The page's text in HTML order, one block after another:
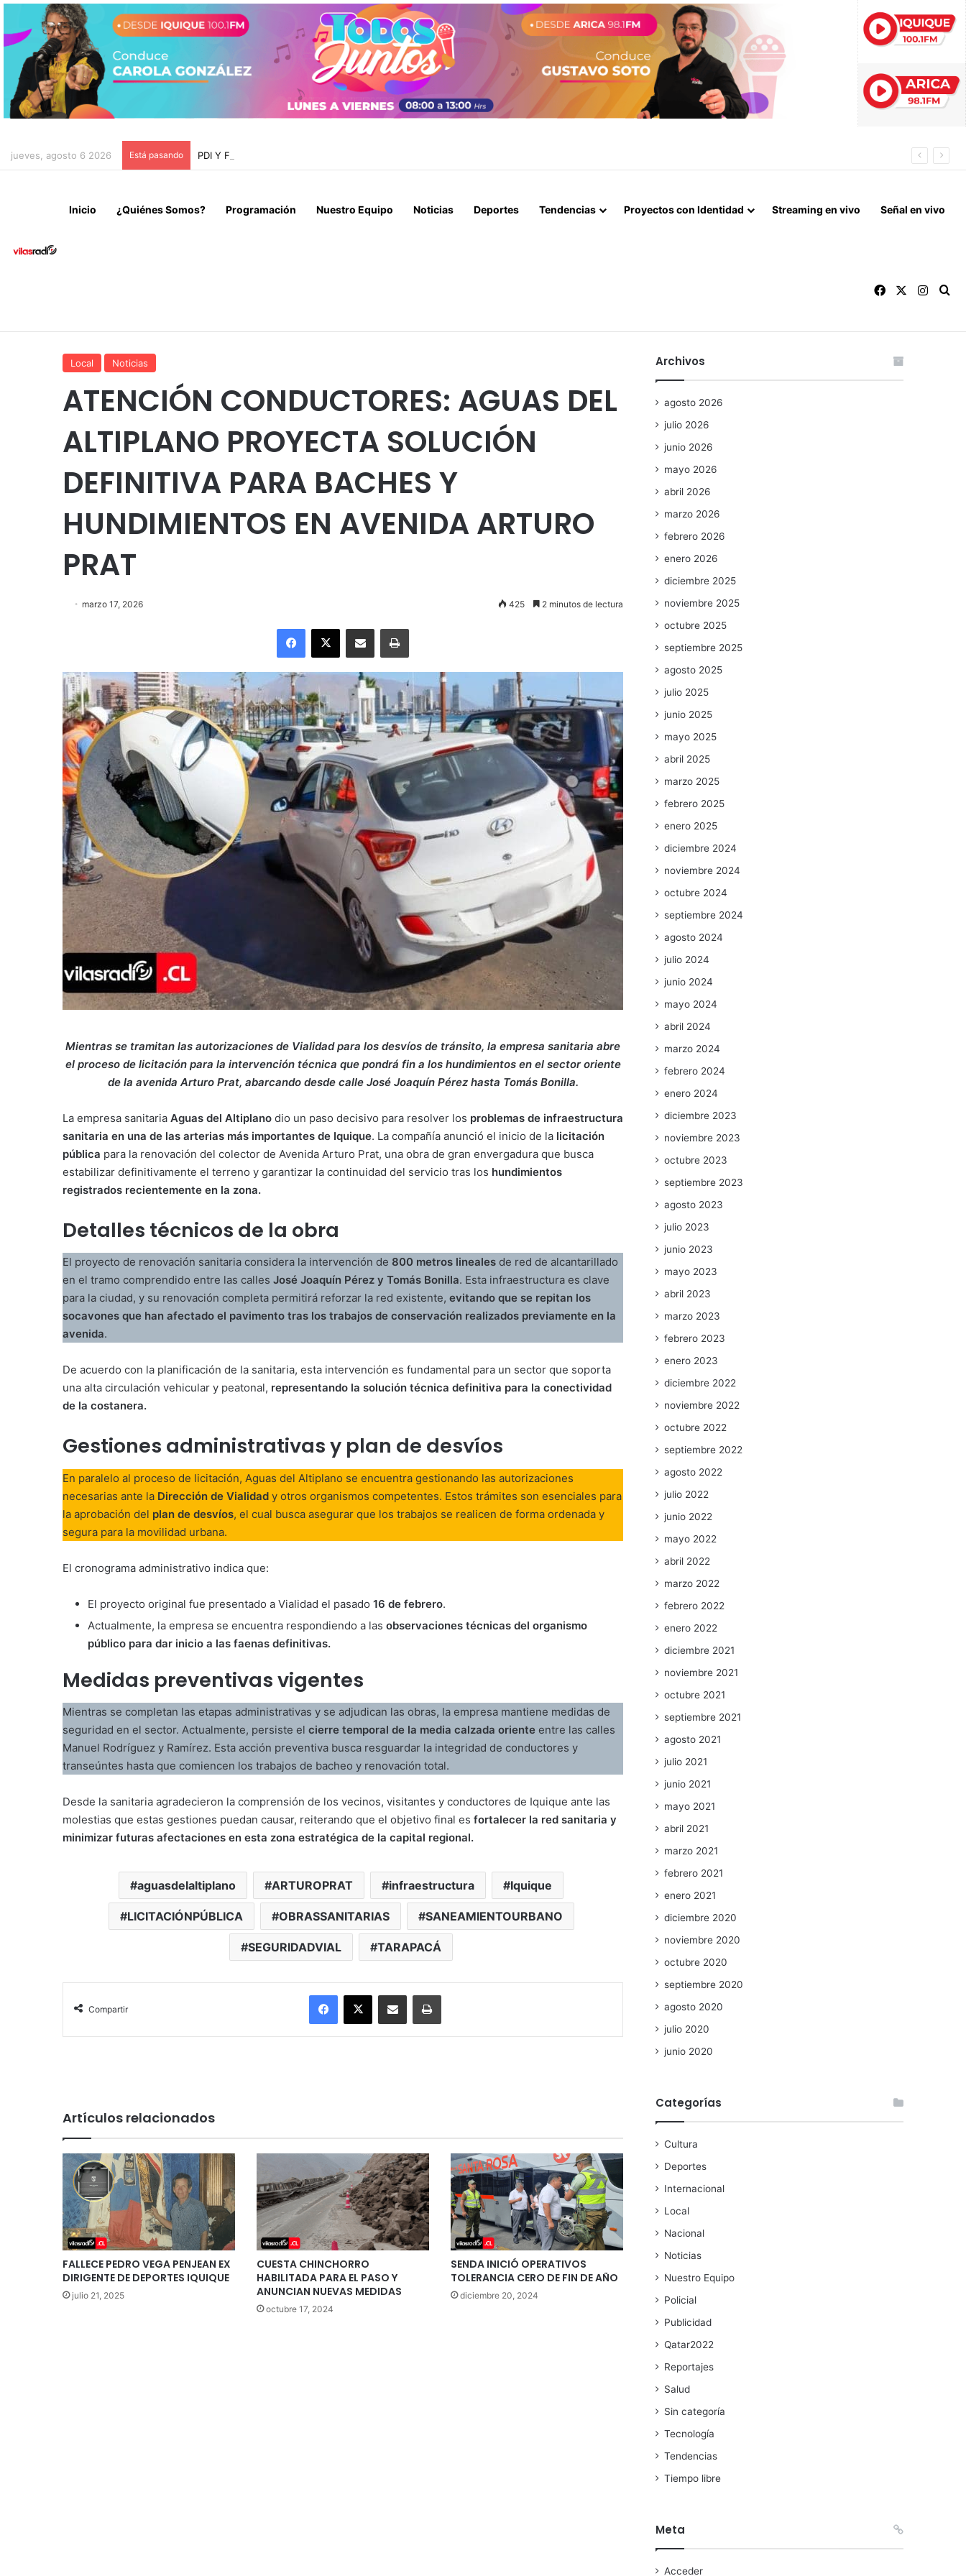
jueves, agosto 6 2026 Está pasando PDI Y FISCALÍA DE ARICA LOGRAN INCAUTAR 28 KILOS DE MARIHUANA OCULTOS EN UN CAMIÓN DE ALTO TONELAJE EN CHUNGARÁ
Inicio ¿Quiénes Somos? Programación Nuestro Equipo Noticias Deportes Tendencias Proyectos con Identidad Streaming en vivo Señal en vivo
Facebook
Local Noticias
ATENCIÓN CONDUCTORES: AGUAS DEL
ALTIPLANO PROYECTA SOLUCIÓN
DEFINITIVA PARA BACHES Y
HUNDIMIENTOS EN AVENIDA ARTURO
PRAT
marzo 17, 2026 425 2 minutos de lectura
Facebook
X Enviar vía email Imprimir
Mientras se tramitan las autorizaciones de Vialidad para los desvíos de tránsito, la empresa sanitaria abre
el proceso de licitación para la intervención técnica que pondrá fin a los hundimientos en el sector oriente
de la avenida Arturo Prat, abarcando desde calle José Joaquín Pérez hasta Tomás Bonilla.
La empresa sanitaria Aguas del Altiplano dio un paso decisivo para resolver los problemas de infraestructura
sanitaria en una de las arterias más importantes de Iquique. La compañía anunció el inicio de la licitación
pública para la renovación del colector de Avenida Arturo Prat, una obra de gran envergadura que busca
estabilizar definitivamente el terreno y garantizar la continuidad del servicio tras los hundimientos
registrados recientemente en la zona.
Detalles técnicos de la obra
El proyecto de renovación sanitaria considera la intervención de 800 metros lineales de red de alcantarillado
en el tramo comprendido entre las calles José Joaquín Pérez y Tomás Bonilla. Esta infraestructura es clave
para la ciudad, y su renovación completa permitirá reforzar la red existente, evitando que se repitan los
socavones que han afectado el pavimento tras los trabajos de conservación realizados previamente en la
avenida.
De acuerdo con la planificación de la sanitaria, esta intervención es fundamental para un sector que soporta
una alta circulación vehicular y peatonal, representando la solución técnica definitiva para la conectividad
de la costanera.
Gestiones administrativas y plan de desvíos
En paralelo al proceso de licitación, Aguas del Altiplano se encuentra gestionando las autorizaciones
necesarias ante la Dirección de Vialidad y otros organismos competentes. Estos trámites son esenciales para
la aprobación del plan de desvíos, el cual busca asegurar que los trabajos se realicen de forma ordenada y
segura para la movilidad urbana.
El cronograma administrativo indica que:
El proyecto original fue presentado a Vialidad el pasado 16 de febrero.
Actualmente, la empresa se encuentra respondiendo a las observaciones técnicas del organismo
público para dar inicio a las faenas definitivas.
Medidas preventivas vigentes
Mientras se completan las etapas administrativas y se adjudican las obras, la empresa mantiene medidas de
seguridad en el sector. Actualmente, persiste el cierre temporal de la media calzada oriente entre las calles
Manuel Rodríguez y Ramírez. Esta acción preventiva busca resguardar la integridad de conductores y
transeúntes hasta que comiencen los trabajos de bacheo y renovación total.
Desde la sanitaria agradecieron la comprensión de los vecinos, visitantes y conductores de Iquique ante las
molestias que estas gestiones puedan causar, reiterando que el objetivo final es fortalecer la red sanitaria y
minimizar futuras afectaciones en esta zona estratégica de la capital regional.
aguasdelaltiplano ARTUROPRAT infraestructura Iquique
LICITACIÓNPÚBLICA OBRASSANITARIAS SANEAMIENTOURBANO
SEGURIDADVIAL TARAPACÁ
Compartir
Facebook
X Enviar vía email Imprimir
Artículos relacionados
FALLECE PEDRO VEGA PENJEAN EX
DIRIGENTE DE DEPORTES IQUIQUE
julio 21, 2025
CUESTA CHINCHORRO
HABILITADA PARA EL PASO Y
ANUNCIAN NUEVAS MEDIDAS
octubre 17, 2024
SENDA INICIÓ OPERATIVOS
TOLERANCIA CERO DE FIN DE AÑO
diciembre 20, 2024
Archivos
agosto 2026
julio 2026
junio 2026
mayo 2026
abril 2026
marzo 2026
febrero 2026
enero 2026
diciembre 2025
noviembre 2025
octubre 2025
septiembre 2025
agosto 2025
julio 2025
junio 2025
mayo 2025
abril 2025
marzo 2025
febrero 2025
enero 2025
diciembre 2024
noviembre 2024
octubre 2024
septiembre 2024
agosto 2024
julio 2024
junio 2024
mayo 2024
abril 2024
marzo 2024
febrero 2024
enero 2024
diciembre 2023
noviembre 2023
octubre 2023
septiembre 2023
agosto 2023
julio 2023
junio 2023
mayo 2023
abril 2023
marzo 2023
febrero 2023
enero 2023
diciembre 2022
noviembre 2022
octubre 2022
septiembre 2022
agosto 2022
julio 2022
junio 2022
mayo 2022
abril 2022
marzo 2022
febrero 2022
enero 2022
diciembre 2021
noviembre 2021
octubre 2021
septiembre 2021
agosto 2021
julio 2021
junio 2021
mayo 2021
abril 2021
marzo 2021
febrero 2021
enero 2021
diciembre 2020
noviembre 2020
octubre 2020
septiembre 2020
agosto 2020
julio 2020
junio 2020
Categorías
Cultura
Deportes
Internacional
Local
Nacional
Noticias
Nuestro Equipo
Policial
Publicidad
Qatar2022
Reportajes
Salud
Sin categoría
Tecnología
Tendencias
Tiempo libre
Meta
Acceder